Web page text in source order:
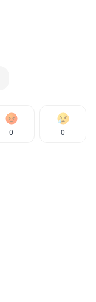
0 0